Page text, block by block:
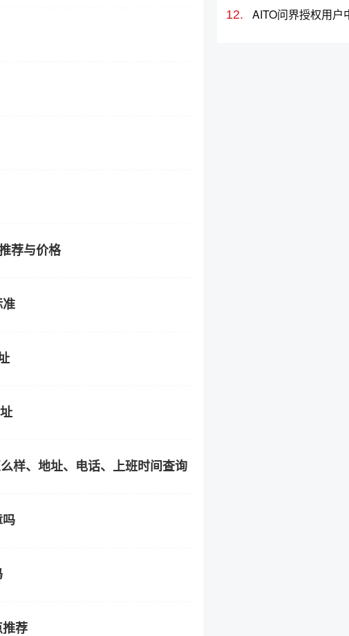
荐与价格
准
样、地址、电话、上班时间查询
吗
推荐